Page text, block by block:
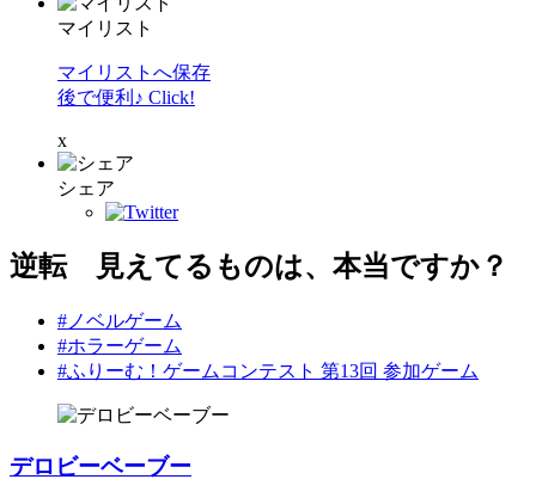
マイリスト
マイリストへ保存
後で便利♪ Click!
x
シェア
逆転 見えてるものは、本当ですか？
#ノベルゲーム
#ホラーゲーム
#ふりーむ！ゲームコンテスト 第13回 参加ゲーム
デロビーベーブー